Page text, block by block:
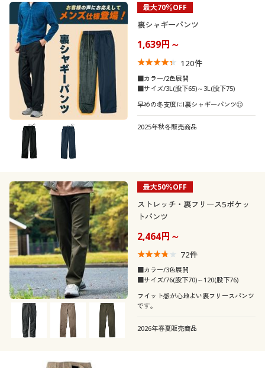
最大70％OFF
裏シャギーパンツ
1,639円～
120件
■カラー/2色展開
■サイズ/3L(股下65)～3L(股下75)
早めの冬支度に!裏シャギーパンツ◎
2025年秋冬販売商品
最大50％OFF
ストレッチ・裏フリース5ポケッ
トパンツ
2,464円～
72件
■カラー/3色展開
■サイズ/76(股下70)～120(股下76)
フイット感が心地よい裏フリースパンツ
です。
2026年春夏販売商品